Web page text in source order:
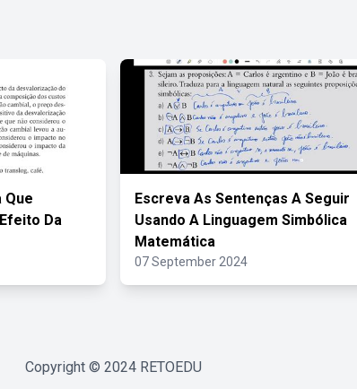
Que
Da
Escreva As Sentenças A Seguir
Usando A Linguagem Simbólica
Matemática
07 September 2024
Copyright © 2024 RETOEDU